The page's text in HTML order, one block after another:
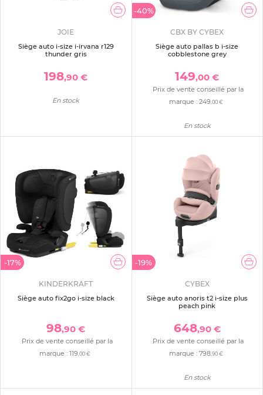
JOIE
Siège auto i-size i-irvana r129
thunder gris
198,90 €
En stock
-40%
CBX BY CYBEX
Siège auto pallas b i-size
cobblestone grey
149,00 €
Prix de vente conseillé par la
marque : 249 ,00 €
En stock
-17%
KINDERKRAFT
Siège auto fix2go i-size black
98,90 €
Prix de vente conseillé par la
marque : 119 ,00 €
-19%
CYBEX
Siège auto anoris t2 i-size plus
peach pink
648,90 €
Prix de vente conseillé par la
marque : 798,90 €
En stock